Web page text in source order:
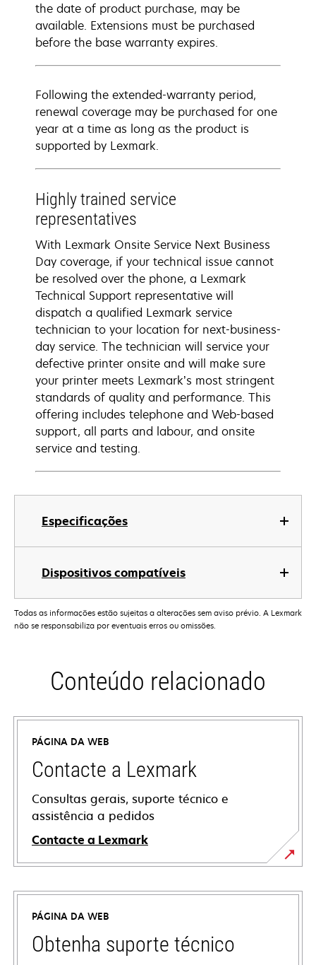
Especificações
Dispositivos compatíveis
the date of product purchase, may be
available. Extensions must be purchased
before the base warranty expires.
Following the extended-warranty period,
renewal coverage may be purchased for one
year at a time as long as the product is
supported by Lexmark.
Highly trained service
representatives
With Lexmark Onsite Service Next Business
Day coverage, if your technical issue cannot
be resolved over the phone, a Lexmark
Technical Support representative will
dispatch a qualified Lexmark service
technician to your location for next-business-
day service. The technician will service your
defective printer onsite and will make sure
your printer meets Lexmark’s most stringent
standards of quality and performance. This
offering includes telephone and Web-based
support, all parts and labour, and onsite
service and testing.
Todas as informações estão sujeitas a alterações sem aviso prévio. A Lexmark
não se responsabiliza por eventuais erros ou omissões.
Conteúdo relacionado
PÁGINA DA WEB
Contacte a Lexmark
Consultas gerais, suporte técnico e
assistência a pedidos
Contacte a Lexmark
PÁGINA DA WEB
Obtenha suporte técnico